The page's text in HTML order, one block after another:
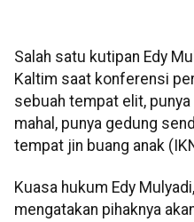
Salah satu kutipan Edy
Kaltim saat konferensi
sebuah tempat elit,
mahal, punya gedung
tempat jin buang anak
Kuasa hukum Edy
mengatakan pihaknya